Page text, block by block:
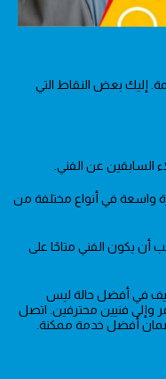
إليك بعض النقاط التي
السابقين عن الفني.
واسعة في أنواع مختلفة من
أن يكون الفني متاحًا على
في أفضل حالة ليس
وإلى فنيين محترفين. اتصل
أفضل خدمة ممكنة.